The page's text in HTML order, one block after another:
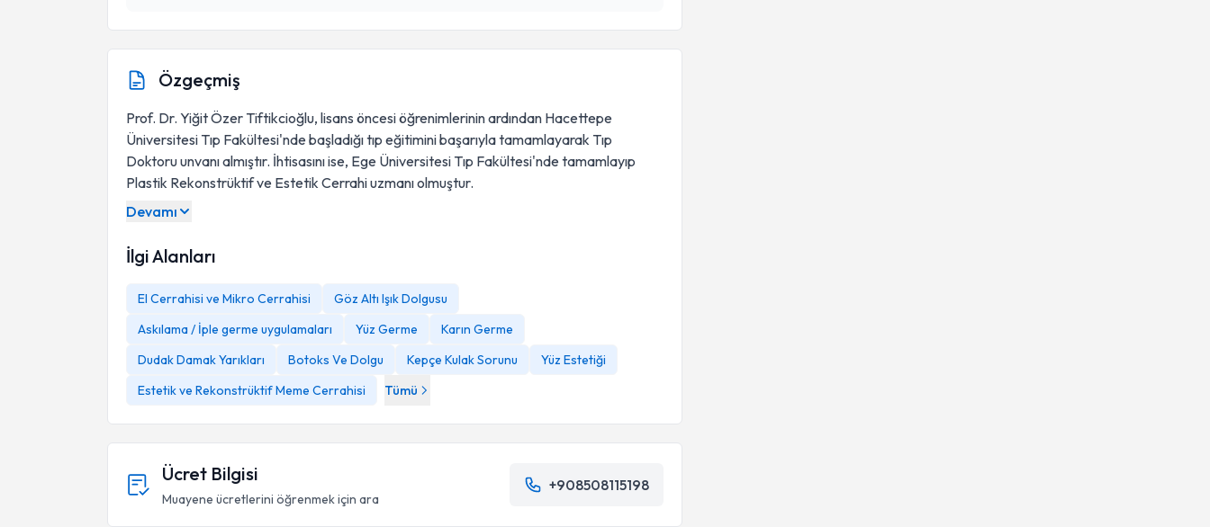
Özgeçmiş
Prof. Dr. Yiğit Özer Tiftikcioğlu, lisans öncesi öğrenimlerinin ardından Hacettepe
Üniversitesi Tıp Fakültesi'nde başladığı tıp eğitimini başarıyla tamamlayarak Tıp
Doktoru unvanı almıştır. İhtisasını ise, Ege Üniversitesi Tıp Fakültesi'nde tamamlayıp
Plastik Rekonstrüktif ve Estetik Cerrahi uzmanı olmuştur.
Devamı
İlgi Alanları
El Cerrahisi ve Mikro Cerrahisi
Göz Altı Işık Dolgusu
Askılama / İple germe uygulamaları
Yüz Germe
Karın Germe
Dudak Damak Yarıkları
Botoks Ve Dolgu Kepçe Kulak Sorunu
Yüz Estetiği
Estetik ve Rekonstrüktif Meme Cerrahisi
Tümü
Ücret Bilgisi
Muayene ücretlerini öğrenmek için ara
+908508115198